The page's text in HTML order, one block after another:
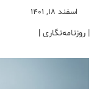
اسفند ۱۸, ۱۴۰۱
| روزنامه‌نگاری |